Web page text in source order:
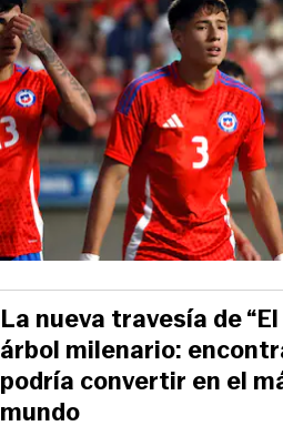
La nueva travesía de
árbol milenario:
podría convertir en el
mundo